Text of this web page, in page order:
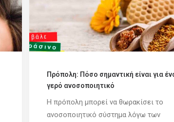
Πρόπολη: Πόσο σημαντική είναι για
γερό ανοσοποιητικό
Η πρόπολη μπορεί να θωρακίσει το
ανοσοποιητικό σύστημα λόγω των